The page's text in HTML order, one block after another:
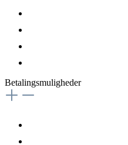
Betalingsmuligheder